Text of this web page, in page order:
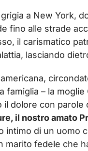
a New York,
fino alle strade
il carismatico
lasciando
famiglia – la
il dolore con
il nostro amato
intimo di un uomo
marito fedele che